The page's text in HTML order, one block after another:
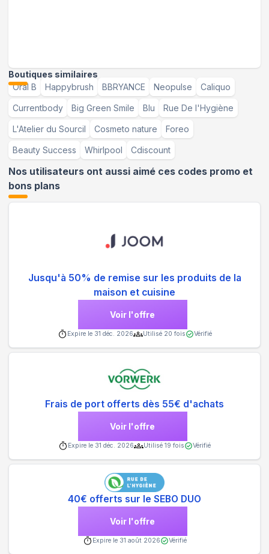
Boutiques similaires
Oral B
Happybrush BBRYANCE Neopulse Caliquo
Currentbody Big Green Smile Blu Rue De l'Hygiène
L'Atelier du Sourcil Cosmeto nature Foreo
Beauty Success Whirlpool Cdiscount
Nos utilisateurs ont aussi aimé ces codes promo et
bons plans
Jusqu'à 50% de remise sur les produits de la
maison et cuisine
Voir l'offre
Expire le 31 déc. 2026 Utilisé 20 fois Vérifié
Frais de port offerts dès 55€ d'achats
Voir l'offre
Expire le 31 déc. 2026 Utilisé 19 fois Vérifié
40€ offerts sur le SEBO DUO
Voir l'offre
Expire le 31 août 2026 Vérifié